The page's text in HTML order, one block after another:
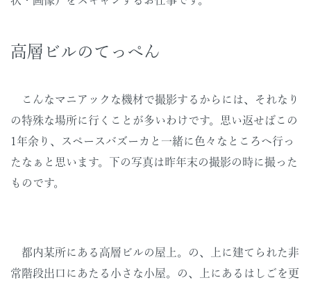
高層ビルのてっぺん
こんなマニアックな機材で撮影するからには、それなり
の特殊な場所に行くことが多いわけです。思い返せばこの
1年余り、スペースバズーカと一緒に色々なところへ行っ
たなぁと思います。下の写真は昨年末の撮影の時に撮った
ものです。
都内某所にある高層ビルの屋上。の、上に建てられた非
常階段出口にあたる小さな小屋。の、上にあるはしごを更